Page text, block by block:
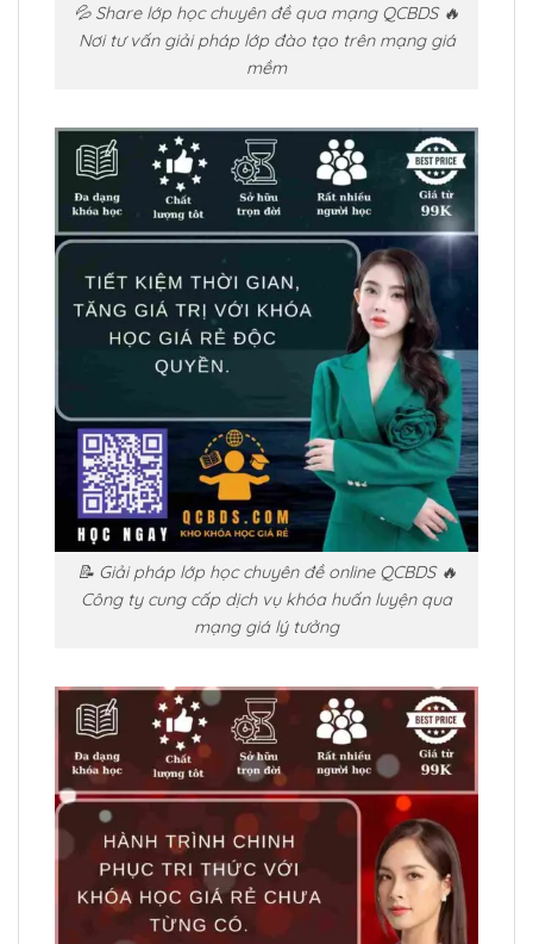
💦 Share lớp học chuyên đề qua mạng QCBDS 🔥
Nơi tư vấn giải pháp lớp đào tạo trên mạng giá
mềm
📝 Giải pháp lớp học chuyên đề online QCBDS 🔥
Công ty cung cấp dịch vụ khóa huấn luyện qua
mạng giá lý tưởng